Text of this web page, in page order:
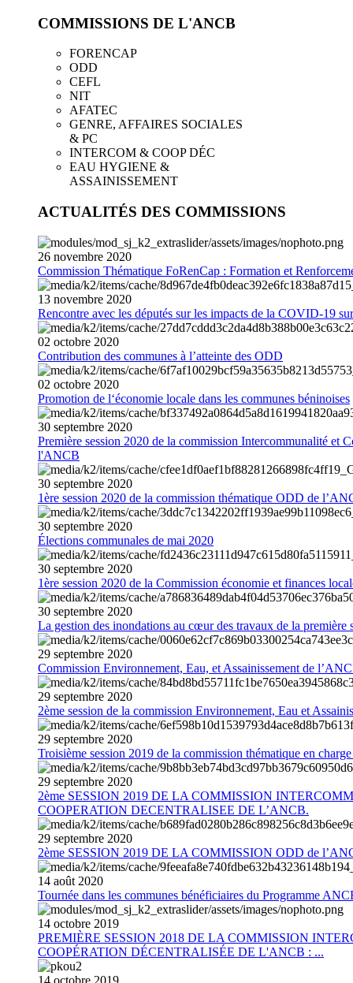
COMMISSIONS DE L'ANCB
FORENCAP
ODD
CEFL
NIT
AFATEC
GENRE, AFFAIRES SOCIALES
& PC
INTERCOM & COOP DÉC
EAU HYGIENE &
ASSAINISSEMENT
ACTUALITÉS DES COMMISSIONS
26 novembre 2020
Commission Thématique FoRenCap : Formation et
13 novembre 2020
Rencontre avec les députés sur les impacts de la COVID-19
02 octobre 2020
Contribution des communes à l’atteinte des ODD
02 octobre 2020
Promotion de l‘économie locale dans les communes béninoises
30 septembre 2020
Première session 2020 de la commission Intercommunalité et
l'ANCB
30 septembre 2020
1ère session 2020 de la commission thématique ODD de
30 septembre 2020
Élections communales de mai 2020
30 septembre 2020
1ère session 2020 de la Commission économie et finances
30 septembre 2020
La gestion des inondations au cœur des travaux de la première
29 septembre 2020
Commission Environnement, Eau, et Assainissement de
29 septembre 2020
2ème session de la commission Environnement, Eau et
29 septembre 2020
Troisième session 2019 de la commission thématique en
29 septembre 2020
2ème SESSION 2019 DE LA COMMISSION
COOPERATION DECENTRALISEE DE L’ANCB.
29 septembre 2020
2ème SESSION 2019 DE LA COMMISSION ODD de
14 août 2020
Tournée dans les communes bénéficiaires du Programme
14 octobre 2019
PREMIÈRE SESSION 2018 DE LA COMMISSION
COOPÉRATION DÉCENTRALISÉE DE L'ANCB : ...
14 octobre 2019